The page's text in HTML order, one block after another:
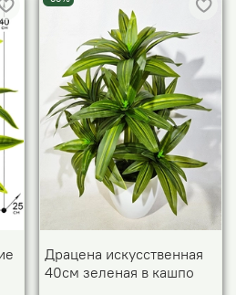
Драцена искусственная
40см зеленая в кашпо